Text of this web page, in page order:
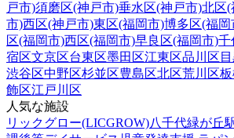
戸市)須磨区(神戸市)垂水区(神戸市)北区(
市)西区(神戸市)東区(福岡市)博多区(福岡
区(福岡市)西区(福岡市)早良区(福岡市)千
宿区文京区台東区墨田区江東区品川区
渋谷区中野区杉並区豊島区北区荒川区
飾区江戸川区
人気な施設
リックグロー(LICGROW)八千代緑が丘